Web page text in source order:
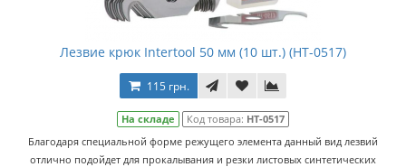
Лезвие крюк Intertool 50 мм (10 шт.) (HT-0517)
115 грн.
На складе Код товара: HT-0517
Благодаря специальной форме режущего элемента данный вид лезвий
отлично подойдет для прокалывания и резки листовых синтетических